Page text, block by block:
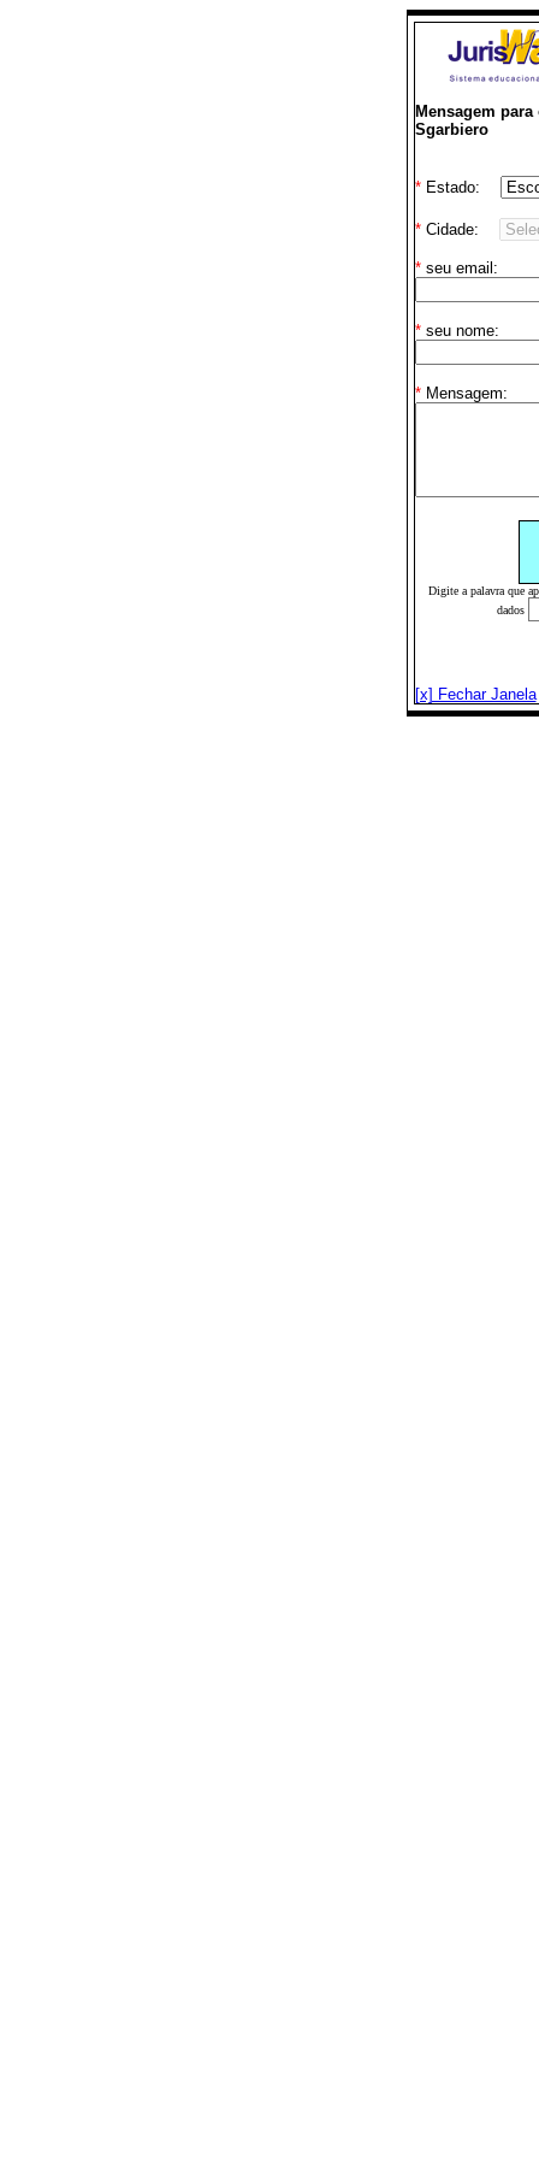
Mensagem
Sgarbiero
*Estado:
*Cidade:
*seu email:
*seu nome:
*Mensagem:
Digite a palavra que
dados
[x] Fechar Janela